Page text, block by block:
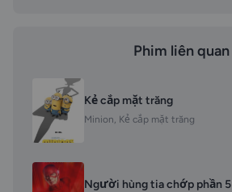
Phim liên quan
Kẻ cắp mặt trăng
Minion, Kẻ cắp mặt trăng
Người hùng tia chớp phần 5